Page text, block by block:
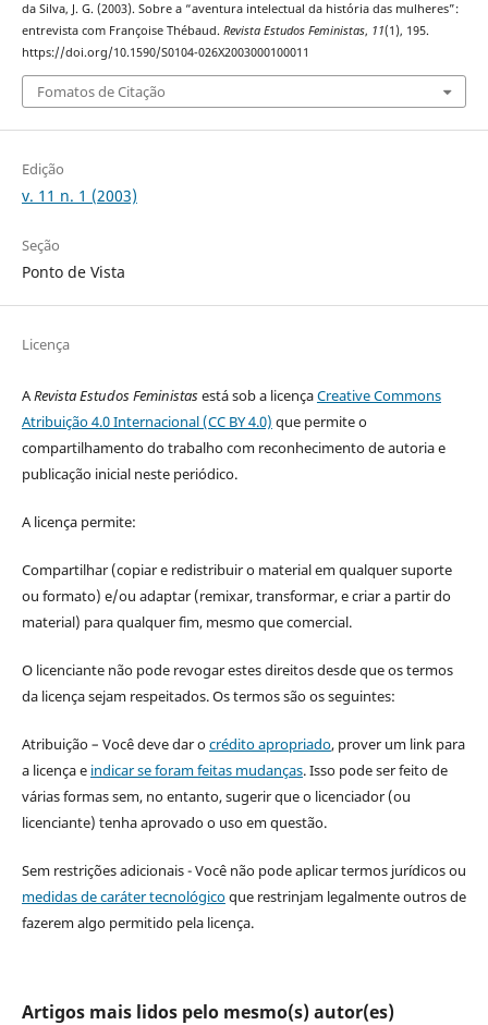
da Silva, J. G. (2003). Sobre a “aventura intelectual da história das mulheres”:
entrevista com Françoise Thébaud. Revista Estudos Feministas, 11(1), 195.
https://doi.org/10.1590/S0104-026X2003000100011
Fomatos de Citação
Edição
v. 11 n. 1 (2003)
Seção
Ponto de Vista
Licença
ARevista Estudos Feministasestá sob a licençaCreative Commons
Atribuição 4.0 Internacional (CC BY 4.0) que permite o
compartilhamento do trabalho com reconhecimento de autoria e
publicação inicial neste periódico.
A licença permite:
Compartilhar (copiar e redistribuir o material em qualquer suporte
ou formato) e/ou adaptar (remixar, transformar, e criar a partir do
material) para qualquer fim, mesmo que comercial.
O licenciante não pode revogar estes direitos desde que os termos
da licença sejam respeitados. Os termos são os seguintes:
Atribuição – Você deve dar ocrédito apropriado, prover um link para
a licença e indicar se foram feitas mudanças. Isso pode ser feito de
várias formas sem, no entanto, sugerir que o licenciador (ou
licenciante) tenha aprovado o uso em questão.
Sem restrições adicionais - Você não pode aplicar termos jurídicos ou
medidas de caráter tecnológicoque restrinjam legalmente outros de
fazerem algo permitido pela licença.
Artigos mais lidos pelo mesmo(s) autor(es)